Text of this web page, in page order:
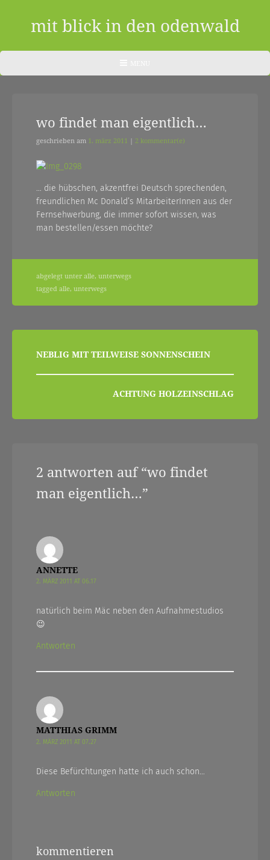
mit blick in den odenwald
blog
dem
odenwald
zwischendurch
nebenher…
wo findet man eigentlich…
geschrieben am 1. märz 2011 | 2 kommentar(e)
… die hübschen, akzentfrei Deutsch sprechenden,
freundlichen Mc Donald’s MitarbeiterInnen aus der
Fernsehwerbung, die immer sofort wissen, was
man bestellen/essen möchte?
abgelegt unter alle, unterwegs
tagged alle, unterwegs
beitragsnavigation
NEBLIG MIT TEILWEISE SONNENSCHEIN
ACHTUNG HOLZEINSCHLAG
2 antworten auf “wo findet
man eigentlich…”
ANNETTE
2. MÄRZ 2011 AT 06.17
natürlich beim Mäc neben den Aufnahmestudios
😉
Antworten
MATTHIAS GRIMM
2. MÄRZ 2011 AT 07.27
Diese Befürchtungen hatte ich auch schon…
Antworten
kommentieren